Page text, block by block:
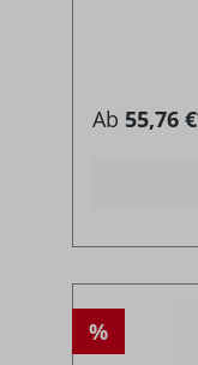
Ab 55,76
%